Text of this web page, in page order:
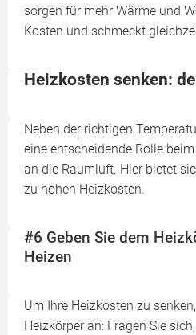
sorgen für mehr Wärme und
Kosten und schmeckt
Heizkosten senken:
Neben der richtigen
eine entscheidende Rolle
an die Raumluft. Hier bietet
zu hohen Heizkosten.
#6 Geben Sie dem
Heizen
Um Ihre Heizkosten zu
Heizkörper an: Fragen Sie